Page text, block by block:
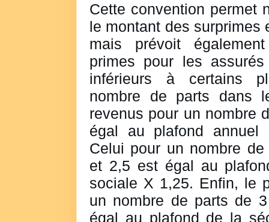
Cette convention permet
le montant des surprimes
mais prévoit
primes pour les
inférieurs à certains
nombre de parts dans
revenus pour un nombre
égal au plafond
Celui pour un nombre
et 2,5 est égal au
sociale X 1,25. Enfin, le
un nombre de parts de
égal au plafond de la